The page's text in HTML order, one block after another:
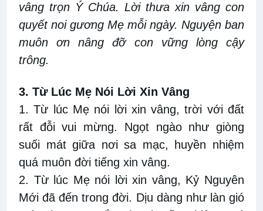
vâng trọn Ý Chúa. Lời thưa xin vâng con
quyết noi gương Mẹ mỗi ngày. Nguyện ban
muôn ơn nâng đỡ con vững lòng cậy
trông.
3. Từ Lúc Mẹ Nói Lời Xin Vâng
1. Từ lúc Mẹ nói lời xin vâng, trời với đất
rất đỗi vui mừng. Ngọt ngào như giòng
suối mát giữa nơi sa mạc, huyền nhiệm
quá muôn đời tiếng xin vâng.
2. Từ lúc Mẹ nói lời xin vâng, Kỷ Nguyên
Mới đã đến trong đời. Dịu dàng như làn gió